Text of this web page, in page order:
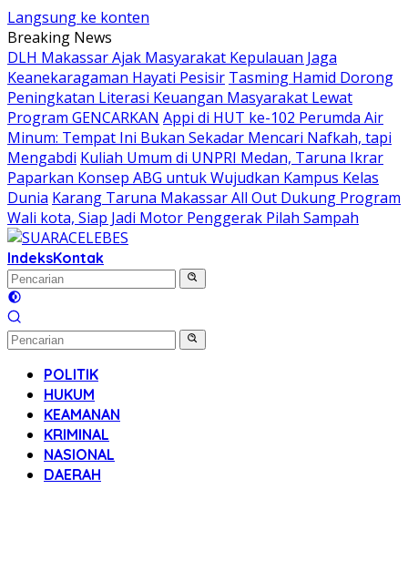
Langsung ke konten
Breaking News
DLH Makassar Ajak Masyarakat Kepulauan Jaga
Keanekaragaman Hayati Pesisir Tasming Hamid Dorong
Peningkatan Literasi Keuangan Masyarakat Lewat
Program GENCARKAN Appi di HUT ke-102 Perumda Air
Minum: Tempat Ini Bukan Sekadar Mencari Nafkah, tapi
Mengabdi Kuliah Umum di UNPRI Medan, Taruna Ikrar
Paparkan Konsep ABG untuk Wujudkan Kampus Kelas
Dunia Karang Taruna Makassar All Out Dukung Program
Wali kota, Siap Jadi Motor Penggerak Pilah Sampah
IndeksKontak
POLITIK
HUKUM
KEAMANAN
KRIMINAL
NASIONAL
DAERAH